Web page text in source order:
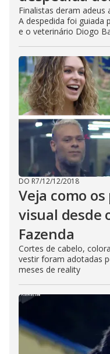
Finalistas deram adeus
A despedida foi guiada
e o veterinário Diogo
DO R7/12/12/2018
Veja como
visual desde
Fazenda
Cortes de cabelo,
vestir foram adotadas
meses de reality